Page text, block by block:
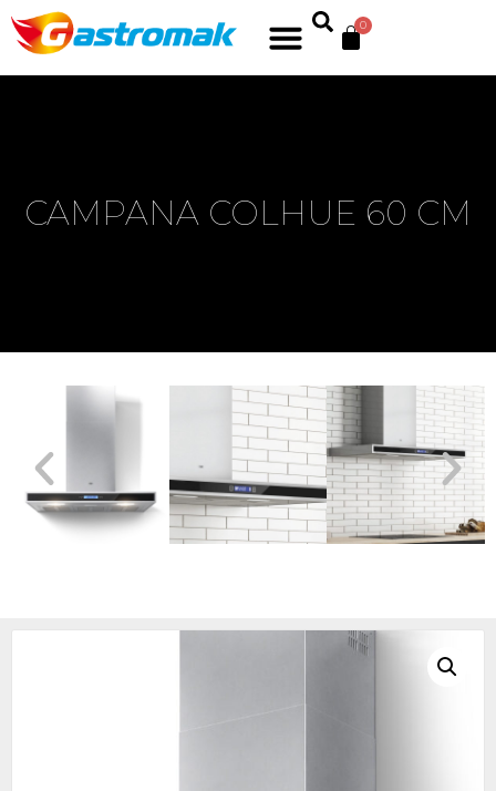
0
CAMPANA COLHUE 60 CM